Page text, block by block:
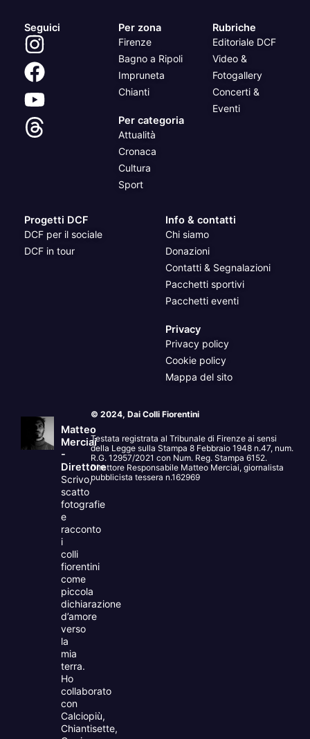
Seguici Per zona
Firenze
Bagno a Ripoli
Impruneta
Chianti
Per categoria
Attualità
Cronaca
Cultura
Sport
Rubriche
Editoriale DCF
Video &
Fotogallery
Concerti &
Eventi
Progetti DCF
DCF per il sociale
DCF in tour
Info & contatti
Chi siamo
Donazioni
Contatti & Segnalazioni
Pacchetti sportivi
Pacchetti eventi
Privacy
Privacy policy
Cookie policy
Mappa del sito
Matteo
Merciai
-
Direttore
Scrivo,
scatto
fotografie
e
racconto
i
colli
fiorentini
come
piccola
dichiarazione
d’amore
verso
la
mia
terra.
Ho
collaborato
con
Calciopiù,
Chiantisette,
© 2024, Dai Colli Fiorentini
Testata registrata al Tribunale di Firenze ai sensi
della Legge sulla Stampa 8 Febbraio 1948 n.47, num.
R.G. 12957/2021 con Num. Reg. Stampa 6152.
Direttore Responsabile Matteo Merciai, giornalista
pubblicista tessera n.162969